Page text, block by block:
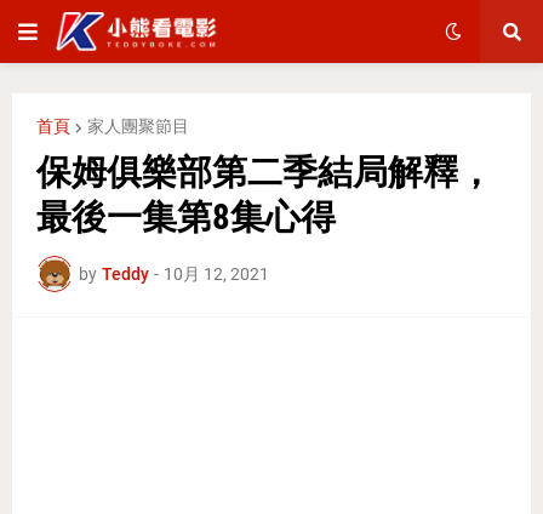
首頁 家人團聚節目
保姆俱樂部第二季結局解釋，
最後一集第8集心得
by Teddy - 10月 12, 2021